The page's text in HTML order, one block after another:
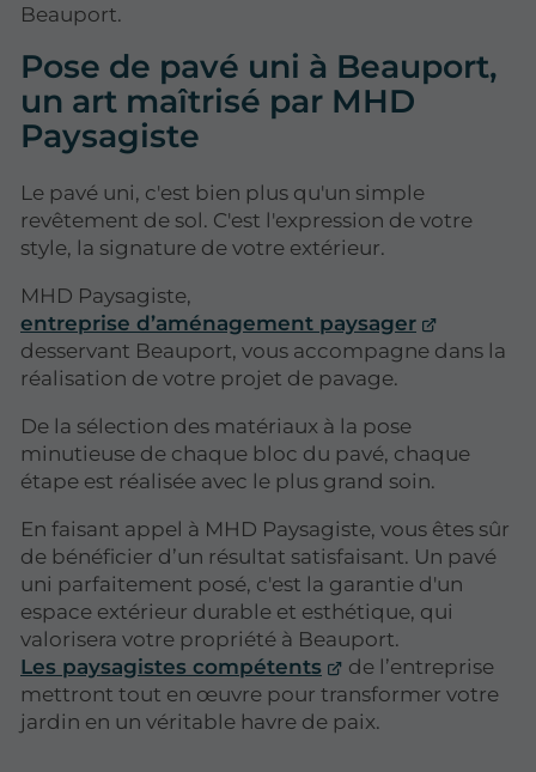
Beauport.
Pose de pavé uni à Beauport,
un art maîtrisé par MHD
Paysagiste
Le pavé uni, c'est bien plus qu'un simple
revêtement de sol. C'est l'expression de votre
style, la signature de votre extérieur.
MHD Paysagiste,
entreprise d’aménagement paysager
desservant Beauport, vous accompagne dans la
réalisation de votre projet de pavage.
De la sélection des matériaux à la pose
minutieuse de chaque bloc du pavé, chaque
étape est réalisée avec le plus grand soin.
En faisant appel à MHD Paysagiste, vous êtes sûr
de bénéficier d’un résultat satisfaisant. Un pavé
uni parfaitement posé, c'est la garantie d'un
espace extérieur durable et esthétique, qui
valorisera votre propriété à Beauport.
Les paysagistes compétents
de l’entreprise
mettront tout en œuvre pour transformer votre
jardin en un véritable havre de paix.